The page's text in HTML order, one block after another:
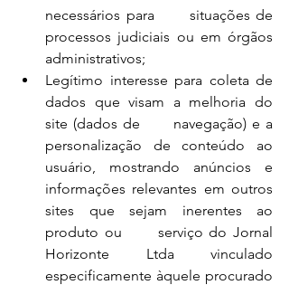
necessários para      situações de
processos judiciais ou em órgãos
administrativos;
Legítimo interesse para coleta de
dados que visam a melhoria do
site (dados de      navegação) e a
personalização de conteúdo ao
usuário, mostrando anúncios e
informações relevantes em outros
sites que sejam inerentes ao
produto ou      serviço do Jornal
Horizonte Ltda vinculado
especificamente àquele procurado